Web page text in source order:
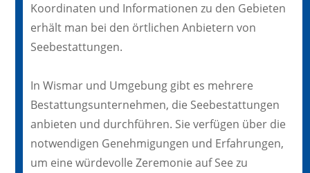
Koordinaten und Informationen zu den Gebieten
erhält man bei den örtlichen Anbietern von
Seebestattungen.
In Wismar und Umgebung gibt es mehrere
Bestattungsunternehmen, die Seebestattungen
anbieten und durchführen. Sie verfügen über die
notwendigen Genehmigungen und Erfahrungen,
um eine würdevolle Zeremonie auf See zu